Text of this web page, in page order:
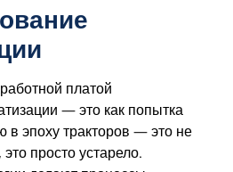
платой
— это как попытка
в эпоху тракторов — это не
просто устарело.